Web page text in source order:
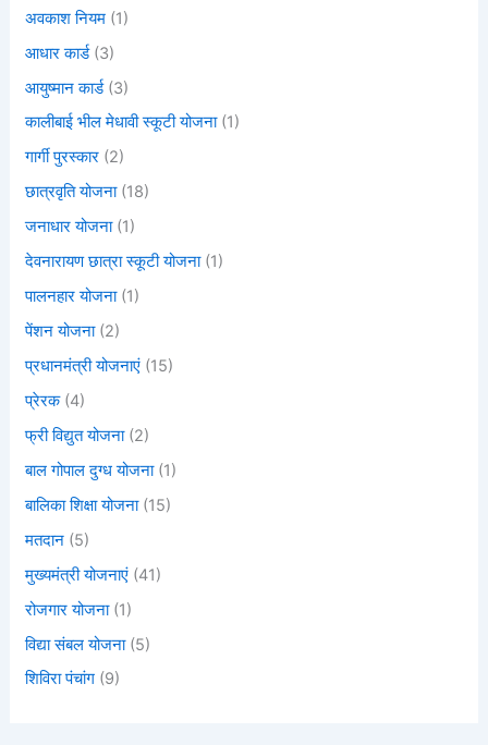
अवकाश नियम (1)
आधार कार्ड(3)
आयुष्मान कार्ड(3)
कालीबाई भील मेधावी स्कूटी योजना(1)
गार्गी पुरस्कार (2)
छात्रवृति योजना(18)
जनाधार योजना(1)
देवनारायण छात्रा स्कूटी योजना(1)
पालनहार योजना(1)
पेंशन योजना(2)
प्रधानमंत्री योजनाएं (15)
प्रेरक(4)
फ्री विद्युत योजना(2)
बाल गोपाल दुग्ध योजना(1)
बालिका शिक्षा योजना(15)
मतदान (5)
मुख्यमंत्री योजनाएं (41)
रोजगार योजना(1)
विद्या संबल योजना(5)
शिविरा पंचांग (9)